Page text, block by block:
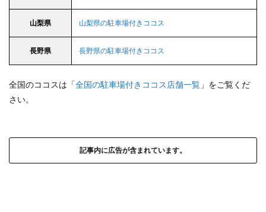
山梨県 山梨県の駐車場付きココス
長野県 長野県の駐車場付きココス
全国のココスは「全国の駐車場付きココス店舗一覧 」をご覧くだ
さい。
記事内に広告が含まれています。